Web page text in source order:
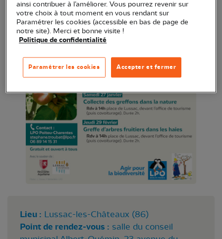
Lieu : Lussac-les-Châteaux (86)
Point de rendez-vous : salle du conseil
ainsi contribuer à l’améliorer. Vous pourrez revenir sur
votre choix à tout moment en vous rendant sur
Paramétrer les cookies (accessible en bas de page de
notre site). Merci et bonne visite !
Politique de confidentialité
Accepter et fermer
Paramétrer les cookies